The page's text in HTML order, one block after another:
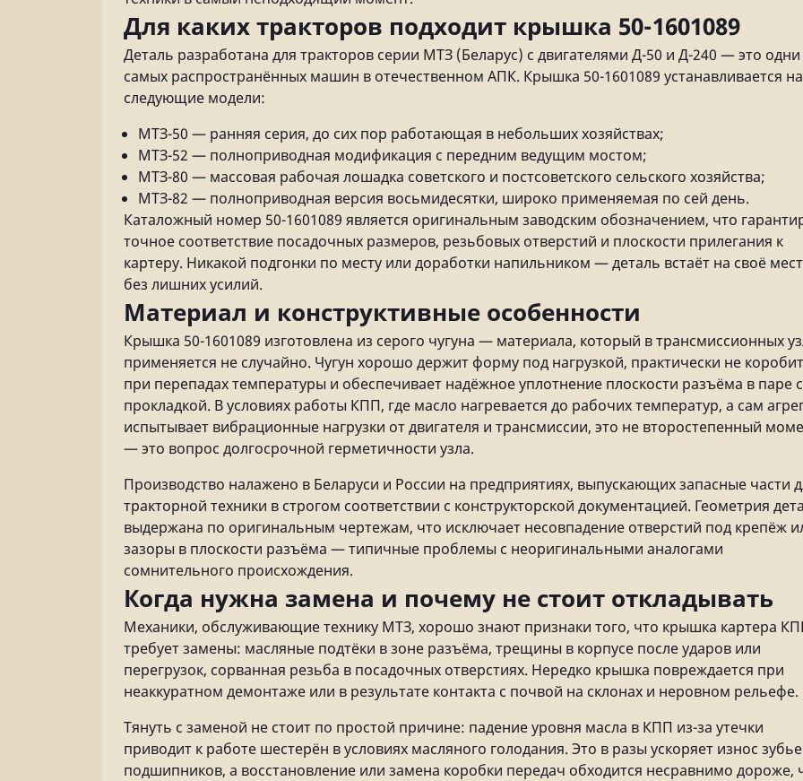
Для каких тракторов подходит крышка 50-1601089
Деталь разработана для тракторов серии МТЗ (Беларус) с двигателями Д-50 и Д-240 — это одни
самых распространённых машин в отечественном АПК. Крышка 50-1601089 устанавливается на
следующие модели:
МТЗ-50 — ранняя серия, до сих пор работающая в небольших хозяйствах;
МТЗ-52 — полноприводная модификация с передним ведущим мостом;
МТЗ-80 — массовая рабочая лошадка советского и постсоветского сельского хозяйства;
МТЗ-82 — полноприводная версия восьмидесятки, широко применяемая по сей день.
Каталожный номер 50-1601089 является оригинальным заводским обозначением, что
точное соответствие посадочных размеров, резьбовых отверстий и плоскости прилегания к
картеру. Никакой подгонки по месту или доработки напильником — деталь встаёт на своё
без лишних усилий.
Материал и конструктивные особенности
Крышка 50-1601089 изготовлена из серого чугуна — материала, который в трансмиссионных
применяется не случайно. Чугун хорошо держит форму под нагрузкой, практически не
при перепадах температуры и обеспечивает надёжное уплотнение плоскости разъёма в паре с
прокладкой. В условиях работы КПП, где масло нагревается до рабочих температур, а сам
испытывает вибрационные нагрузки от двигателя и трансмиссии, это не второстепенный
— это вопрос долгосрочной герметичности узла.
Производство налажено в Беларуси и России на предприятиях, выпускающих запасные части
тракторной техники в строгом соответствии с конструкторской документацией. Геометрия
выдержана по оригинальным чертежам, что исключает несовпадение отверстий под крепёж
зазоры в плоскости разъёма — типичные проблемы с неоригинальными аналогами
сомнительного происхождения.
Когда нужна замена и почему не стоит откладывать
Механики, обслуживающие технику МТЗ, хорошо знают признаки того, что крышка картера
требует замены: масляные подтёки в зоне разъёма, трещины в корпусе после ударов или
перегрузок, сорванная резьба в посадочных отверстиях. Нередко крышка повреждается при
неаккуратном демонтаже или в результате контакта с почвой на склонах и неровном рельефе.
Тянуть с заменой не стоит по простой причине: падение уровня масла в КПП из-за утечки
приводит к работе шестерён в условиях масляного голодания. Это в разы ускоряет износ
подшипников, а восстановление или замена коробки передач обходится несравнимо дороже,